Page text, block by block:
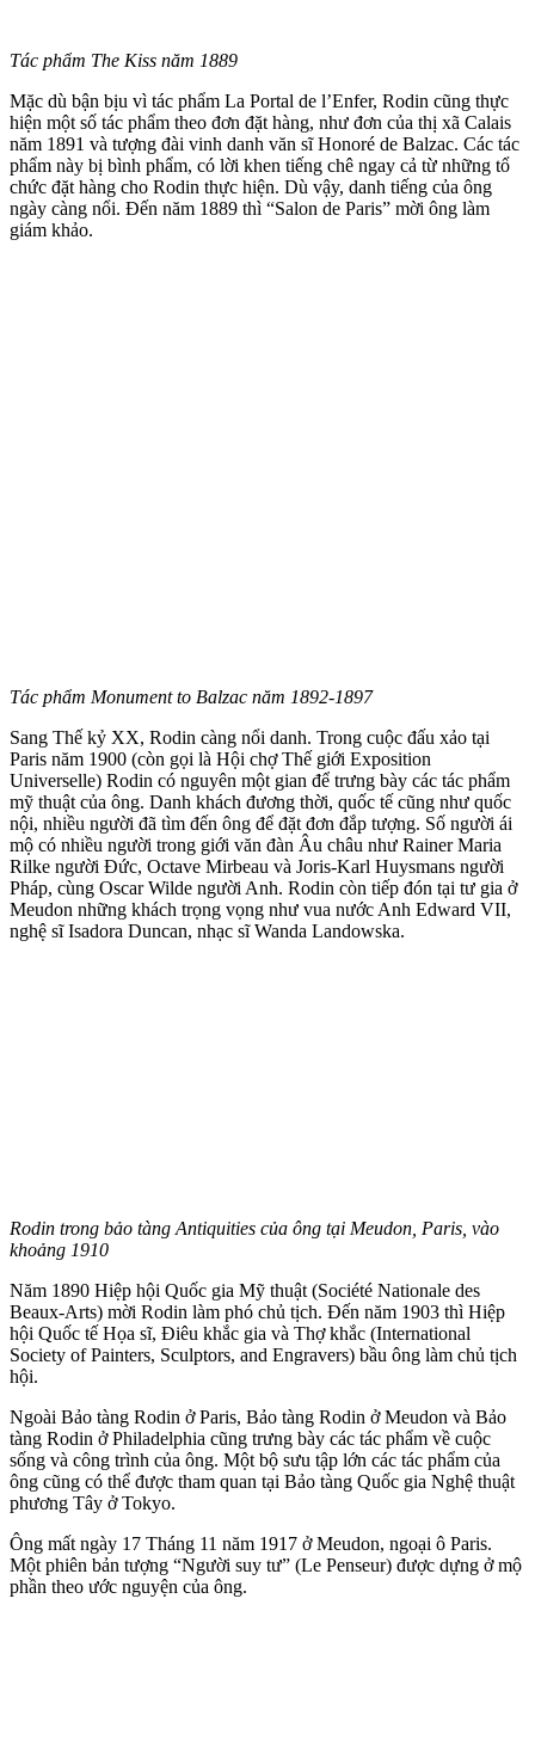
Tác phẩm The Kiss năm 1889
Mặc dù bận bịu vì tác phẩm La Portal de l’Enfer, Rodin cũng thực
hiện một số tác phẩm theo đơn đặt hàng, như đơn của thị xã Calais
năm 1891 và tượng đài vinh danh văn sĩ Honoré de Balzac. Các tác
phẩm này bị bình phẩm, có lời khen tiếng chê ngay cả từ những tổ
chức đặt hàng cho Rodin thực hiện. Dù vậy, danh tiếng của ông
ngày càng nổi. Đến năm 1889 thì “Salon de Paris” mời ông làm
giám khảo.
Tác phẩm Monument to Balzac năm 1892-1897
Sang Thế kỷ XX, Rodin càng nổi danh. Trong cuộc đấu xảo tại
Paris năm 1900 (còn gọi là Hội chợ Thế giới Exposition
Universelle) Rodin có nguyên một gian để trưng bày các tác phẩm
mỹ thuật của ông. Danh khách đương thời, quốc tế cũng như quốc
nội, nhiều người đã tìm đến ông để đặt đơn đắp tượng. Số người ái
mộ có nhiều người trong giới văn đàn Âu châu như Rainer Maria
Rilke người Đức, Octave Mirbeau và Joris-Karl Huysmans người
Pháp, cùng Oscar Wilde người Anh. Rodin còn tiếp đón tại tư gia ở
Meudon những khách trọng vọng như vua nước Anh Edward VII,
nghệ sĩ Isadora Duncan, nhạc sĩ Wanda Landowska.
Rodin trong bảo tàng Antiquities của ông tại Meudon, Paris, vào
khoảng 1910
Năm 1890 Hiệp hội Quốc gia Mỹ thuật (Société Nationale des
Beaux-Arts) mời Rodin làm phó chủ tịch. Đến năm 1903 thì Hiệp
hội Quốc tế Họa sĩ, Điêu khắc gia và Thợ khắc (International
Society of Painters, Sculptors, and Engravers) bầu ông làm chủ tịch
hội.
Ngoài Bảo tàng Rodin ở Paris, Bảo tàng Rodin ở Meudon và Bảo
tàng Rodin ở Philadelphia cũng trưng bày các tác phẩm về cuộc
sống và công trình của ông. Một bộ sưu tập lớn các tác phẩm của
ông cũng có thể được tham quan tại Bảo tàng Quốc gia Nghệ thuật
phương Tây ở Tokyo.
Ông mất ngày 17 Tháng 11 năm 1917 ở Meudon, ngoại ô Paris.
Một phiên bản tượng “Người suy tư” (Le Penseur) được dựng ở mộ
phần theo ước nguyện của ông.